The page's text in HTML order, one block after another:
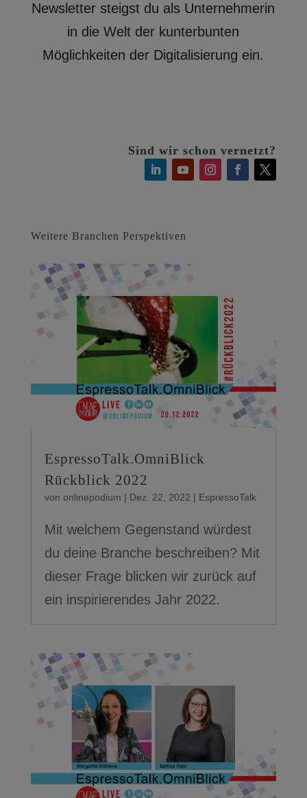
Newsletter steigst du als Unternehmerin
in die Welt der kunterbunten
Möglichkeiten der Digitalisierung ein.
Sind wir schon vernetzt?
Weitere Branchen Perspektiven
EspressoTalk.OmniBlick
Rückblick 2022
von onlinepodium | Dez. 22, 2022 | EspressoTalk
Mit welchem Gegenstand würdest
du deine Branche beschreiben? Mit
dieser Frage blicken wir zurück auf
ein inspirierendes Jahr 2022.